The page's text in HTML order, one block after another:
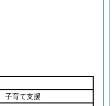
子育て支援